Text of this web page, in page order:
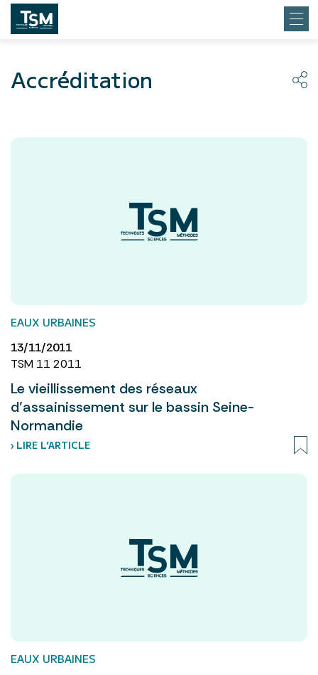
Accréditation
EAUX URBAINES
13/11/2011
TSM 11 2011
Le vieillissement des réseaux
d’assainissement sur le bassin Seine-
Normandie
› LIRE L’ARTICLE
EAUX URBAINES